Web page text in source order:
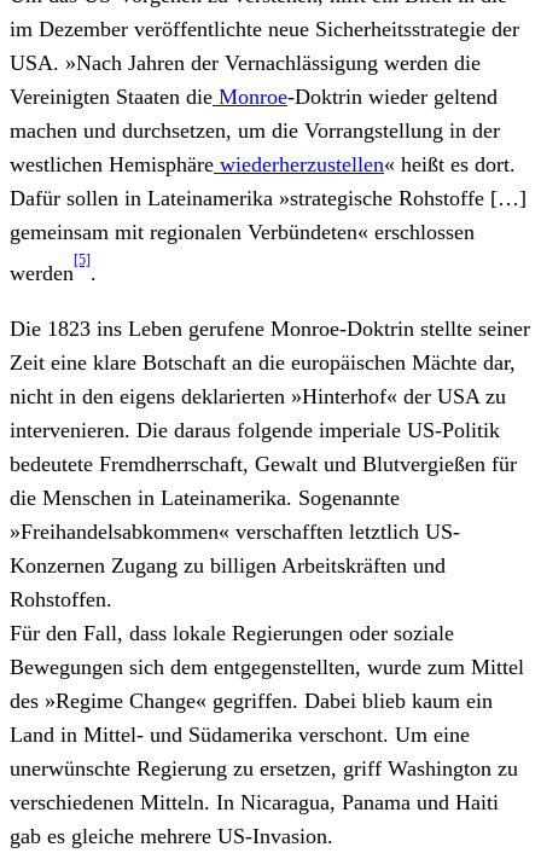
im Dezember veröffentlichte neue Sicherheitsstrategie der
USA. »Nach Jahren der Vernachlässigung werden die
Vereinigten Staaten die Monroe-Doktrin wieder geltend
machen und durchsetzen, um die Vorrangstellung in der
westlichen Hemisphäre wiederherzustellen« heißt es dort.
Dafür sollen in Lateinamerika »strategische Rohstoffe […]
gemeinsam mit regionalen Verbündeten« erschlossen
werden
[5]
.
Die 1823 ins Leben gerufene Monroe-Doktrin stellte seiner
Zeit eine klare Botschaft an die europäischen Mächte dar,
nicht in den eigens deklarierten »Hinterhof« der USA zu
intervenieren. Die daraus folgende imperiale US-Politik
bedeutete Fremdherrschaft, Gewalt und Blutvergießen für
die Menschen in Lateinamerika. Sogenannte
»Freihandelsabkommen« verschafften letztlich US-
Konzernen Zugang zu billigen Arbeitskräften und
Rohstoffen.
Für den Fall, dass lokale Regierungen oder soziale
Bewegungen sich dem entgegenstellten, wurde zum Mittel
des »Regime Change« gegriffen. Dabei blieb kaum ein
Land in Mittel- und Südamerika verschont. Um eine
unerwünschte Regierung zu ersetzen, griff Washington zu
verschiedenen Mitteln. In Nicaragua, Panama und Haiti
gab es gleiche mehrere US-Invasion.